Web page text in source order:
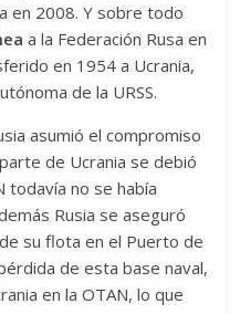
en 2008. Y sobre todo
a la Federación Rusa en
en 1954 a Ucrania,
de la URSS.
asumió el compromiso
de Ucrania se debió
todavía no se había
Rusia se aseguró
su flota en el Puerto de
de esta base naval,
en la OTAN, lo que